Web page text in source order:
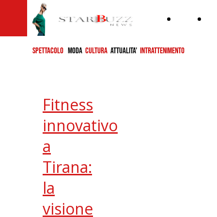
SPETTACOLO MODA CULTURA ATTUALITA' INTRATTENIMENTO
Fitness
innovativo
a
Tirana:
la
visione